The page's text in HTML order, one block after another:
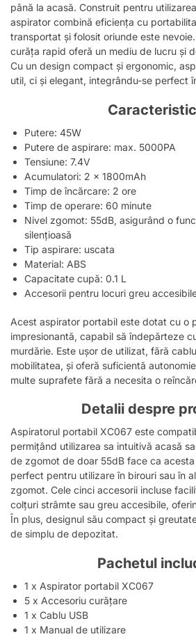
până la acasă. Construit pentru
aspirator combină eficiența cu
transportat și folosit oriunde este
curăța rapid oferă un mediu de lucru și
Cu un design compact și ergonomic,
util, ci și elegant, integrându-se perfect
Putere: 45W
Putere de aspirare: max. 5000PA
Tensiune: 7.4V
Acumulatori: 2 x 1800mAh
Timp de încărcare: 2 ore
Timp de operare: 60 minute
Nivel zgomot: 55dB, asigurând o
silențioasă
Tip aspirare: uscata
Material: ABS
Capacitate cupă: 0.1 L
Accesorii pentru locuri greu
Acest aspirator portabil este dotat cu o
impresionantă, capabil să îndepărteze
murdărie. Este ușor de utilizat, fără
mobilitatea, și oferă suficientă
multe suprafete fără a necesita o
Detalii despre
Aspiratorul portabil XC067 este
permițând utilizarea sa intuitivă acasă
de zgomot de doar 55dB face ca
perfect pentru utilizare în birouri sau în
zgomot. Cele cinci accesorii incluse
colțuri strâmte sau greu accesibile,
În plus, designul său compact și
de simplu de depozitat.
Pachetul
1 x Aspirator portabil XC067
5 x Accesoriu curățare
1 x Cablu USB
1 x Manual de utilizare